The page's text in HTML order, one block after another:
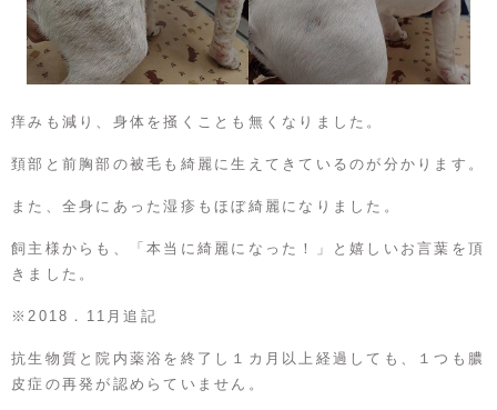
痒みも減り、身体を掻くことも無くなりました。
頚部と前胸部の被毛も綺麗に生えてきているのが分かります。
また、全身にあった湿疹もほぼ綺麗になりました。
飼主様からも、「本当に綺麗になった！」と嬉しいお言葉を頂
きました。
※2018．11月追記
抗生物質と院内薬浴を終了し１カ月以上経過しても、１つも膿
皮症の再発が認めらていません。